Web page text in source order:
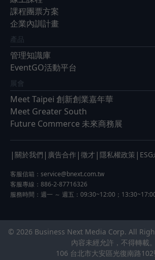
課程團票方案
企業內訓計畫
產品
管理知識庫
EventGO活動平台
展會
Meet Taipei 創新創業嘉年華
Meet Greater South
Future Commerce 未來商務展
| 關於我們 | 廣告合作 | 徵才 | 隱私權政策 |
客服信箱： service@bnext.com.tw
客服專線：886-2-87716326
服務時間：週一 ～ 週五：09:30~12:00；
© 2026 Business Next Media Corp. All
內容未經允許，不得轉載。
106 台北市大安區光復南路102